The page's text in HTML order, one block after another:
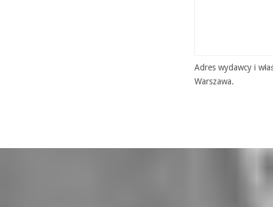
Adres wydawcy i
Warszawa.